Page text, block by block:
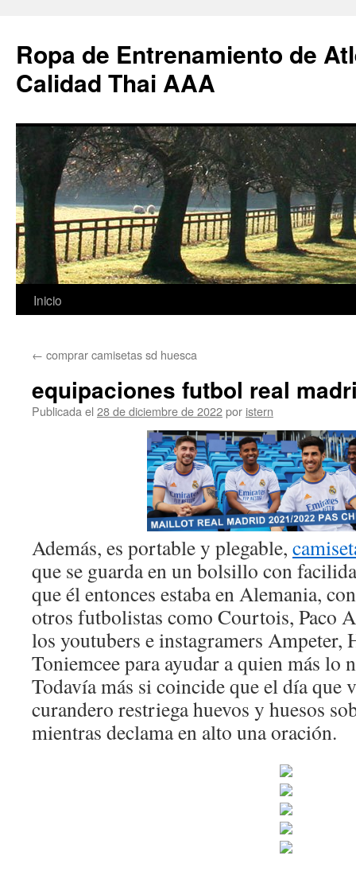
Ropa de Entrenamiento de
Calidad Thai AAA
Saltar
contenido
Inicio
← comprar camisetas sd huesca
equipaciones futbol real
Publicada el 28 de diciembre de 2022por istern
Además, es portable y plegable,
que se guarda en un bolsillo con
que él entonces estaba en Alemania,
otros futbolistas como Courtois, Paco
los youtubers e instagramers Ampeter,
Toniemcee para ayudar a quien más lo
Todavía más si coincide que el día que
curandero restriega huevos y huesos
mientras declama en alto una oración.